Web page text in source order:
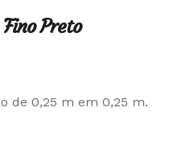
Preto
de 0,25 m em 0,25 m.